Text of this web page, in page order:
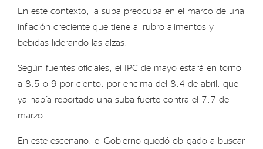
En este contexto, la suba preocupa en el marco de una
inflación creciente que tiene al rubro alimentos y
bebidas liderando las alzas.
Según fuentes oficiales, el IPC de mayo estará en torno
a 8,5 o 9 por ciento, por encima del 8,4 de abril, que
ya había reportado una suba fuerte contra el 7,7 de
marzo.
En este escenario, el Gobierno quedó obligado a buscar